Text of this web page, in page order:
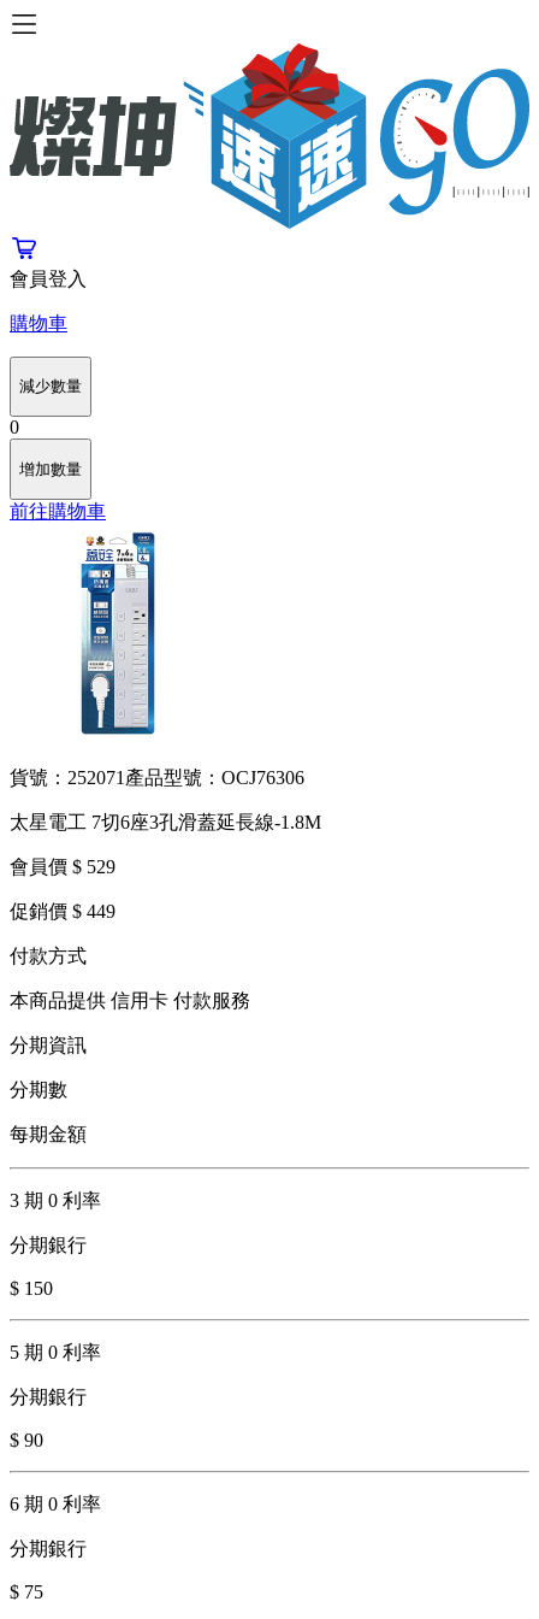
會員登入
購物車
減少數量
0
增加數量
前往購物車
貨號：252071 產品型號：OCJ76306
太星電工 7切6座3孔滑蓋延長線-1.8M
會員價 $ 529
促銷價 $ 449
付款方式
本商品提供 信用卡 付款服務
分期資訊
分期數
每期金額
3 期 0 利率
分期銀行
$ 150
5 期 0 利率
分期銀行
$ 90
6 期 0 利率
分期銀行
$ 75